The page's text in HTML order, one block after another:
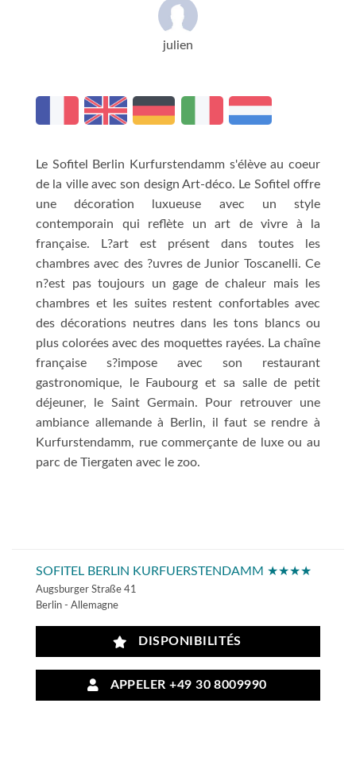
julien
Le Sofitel Berlin Kurfurstendamm s'élève au coeur
de la ville avec son design Art-déco. Le Sofitel offre
une décoration luxueuse avec un style
contemporain qui reflète un art de vivre à la
française. L?art est présent dans toutes les
chambres avec des ?uvres de Junior Toscanelli. Ce
n?est pas toujours un gage de chaleur mais les
chambres et les suites restent confortables avec
des décorations neutres dans les tons blancs ou
plus colorées avec des moquettes rayées. La chaîne
française s?impose avec son restaurant
gastronomique, le Faubourg et sa salle de petit
déjeuner, le Saint Germain. Pour retrouver une
ambiance allemande à Berlin, il faut se rendre à
Kurfurstendamm, rue commerçante de luxe ou au
parc de Tiergaten avec le zoo.
SOFITEL BERLIN KURFUERSTENDAMM ★★★★
Augsburger Straße 41
Berlin - Allemagne
DISPONIBILITÉS
APPELER +49 30 8009990